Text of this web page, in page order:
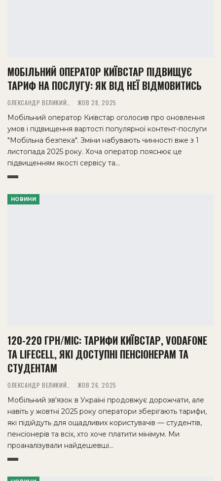
МОБІЛЬНИЙ ОПЕРАТОР КИЇВСТАР ПІДВИЩУЄ
ТАРИФ НА ПОСЛУГУ: ЯК ВІД НЕЇ ВІДМОВИТИСЬ
ЖОВ 28, 2025
Мобільний оператор Київстар оголосив про оновлення
умов і підвищення вартості популярної контент-послуги
"Мобільна безпека". Зміни набувають чинності вже з 1
листопада 2025 року. Хоча оператор пояснює це
підвищенням якості сервісу та…
НОВИНИ
120-220 ГРН/МІС: ТАРИФИ КИЇВСТАР, VODAFONE
ТА LIFECELL, ЯКІ ДОСТУПНІ ПЕНСІОНЕРАМ ТА
СТУДЕНТАМ
ЖОВ 26, 2025
Мобільний зв'язок в Україні продовжує дорожчати, але
навіть у жовтні 2025 року оператори зберігають тарифи,
які підійдуть для ощадливих користувачів — студентів,
пенсіонерів та всіх, хто хоче платити мінімум. Ми
проаналізували найдешевші…